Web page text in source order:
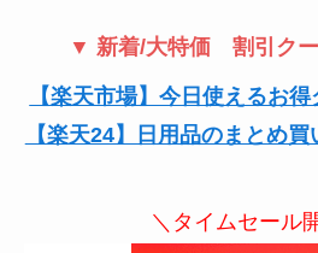
▼ 新着/大特価 割引クー
【楽天市場】今日使えるお
【楽天24】日用品のまとめ
＼タイムセール